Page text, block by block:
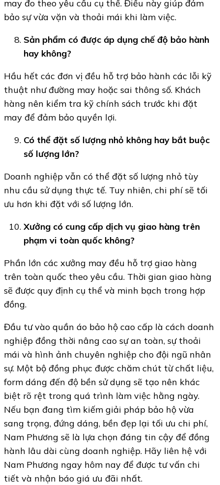
may đo theo yêu cầu cụ thể. Điều này giúp đảm
bảo sự vừa vặn và thoải mái khi làm việc.
Sản phẩm có được áp dụng chế độ bảo hành
hay không?
Hầu hết các đơn vị đều hỗ trợ bảo hành các lỗi kỹ
thuật như đường may hoặc sai thông số. Khách
hàng nên kiểm tra kỹ chính sách trước khi đặt
may để đảm bảo quyền lợi.
Có thể đặt số lượng nhỏ không hay bắt buộc
số lượng lớn?
Doanh nghiệp vẫn có thể đặt số lượng nhỏ tùy
nhu cầu sử dụng thực tế. Tuy nhiên, chi phí sẽ tối
ưu hơn khi đặt với số lượng lớn.
Xưởng có cung cấp dịch vụ giao hàng trên
phạm vi toàn quốc không?
Phần lớn các xưởng may đều hỗ trợ giao hàng
trên toàn quốc theo yêu cầu. Thời gian giao hàng
sẽ được quy định cụ thể và minh bạch trong hợp
đồng.
Đầu tư vào quần áo bảo hộ cao cấp là cách doanh
nghiệp đồng thời nâng cao sự an toàn, sự thoải
mái và hình ảnh chuyên nghiệp cho đội ngũ nhân
sự. Một bộ đồng phục được chăm chút từ chất liệu,
form dáng đến độ bền sử dụng sẽ tạo nên khác
biệt rõ rệt trong quá trình làm việc hằng ngày.
Nếu bạn đang tìm kiếm giải pháp bảo hộ vừa
sang trọng, đứng dáng, bền đẹp lại tối ưu chi phí,
Nam Phương sẽ là lựa chọn đáng tin cậy để đồng
hành lâu dài cùng doanh nghiệp. Hãy liên hệ với
Nam Phương ngay hôm nay để được tư vấn chi
tiết và nhận báo giá ưu đãi nhất.